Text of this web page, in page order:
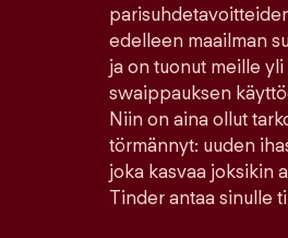
edelleen maailman
ja on tuonut meille
swaippauksen
Niin on aina ollut
törmännyt: uuden
joka kasvaa joksikin
Tinder antaa sinulle